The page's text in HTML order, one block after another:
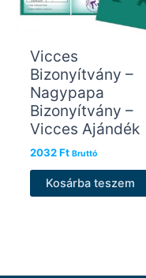
Vicces
Bizonyítvány –
Nagypapa
Bizonyítvány –
Vicces Ajándék
2032Ft Bruttó
Kosárba teszem